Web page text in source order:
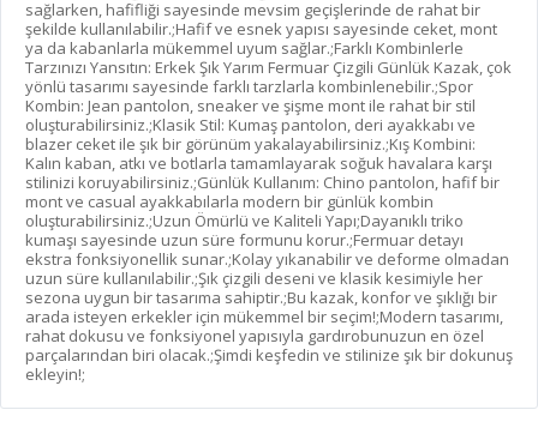
sağlarken, hafifliği sayesinde mevsim geçişlerinde de rahat bir
şekilde kullanılabilir.;Hafif ve esnek yapısı sayesinde ceket, mont
ya da kabanlarla mükemmel uyum sağlar.;Farklı Kombinlerle
Tarzınızı Yansıtın: Erkek Şık Yarım Fermuar Çizgili Günlük Kazak, çok
yönlü tasarımı sayesinde farklı tarzlarla kombinlenebilir.;Spor
Kombin: Jean pantolon, sneaker ve şişme mont ile rahat bir stil
oluşturabilirsiniz.;Klasik Stil: Kumaş pantolon, deri ayakkabı ve
blazer ceket ile şık bir görünüm yakalayabilirsiniz.;Kış Kombini:
Kalın kaban, atkı ve botlarla tamamlayarak soğuk havalara karşı
stilinizi koruyabilirsiniz.;Günlük Kullanım: Chino pantolon, hafif bir
mont ve casual ayakkabılarla modern bir günlük kombin
oluşturabilirsiniz.;Uzun Ömürlü ve Kaliteli Yapı;Dayanıklı triko
kumaşı sayesinde uzun süre formunu korur.;Fermuar detayı
ekstra fonksiyonellik sunar.;Kolay yıkanabilir ve deforme olmadan
uzun süre kullanılabilir.;Şık çizgili deseni ve klasik kesimiyle her
sezona uygun bir tasarıma sahiptir.;Bu kazak, konfor ve şıklığı bir
arada isteyen erkekler için mükemmel bir seçim!;Modern tasarımı,
rahat dokusu ve fonksiyonel yapısıyla gardırobunuzun en özel
parçalarından biri olacak.;Şimdi keşfedin ve stilinize şık bir dokunuş
ekleyin!;